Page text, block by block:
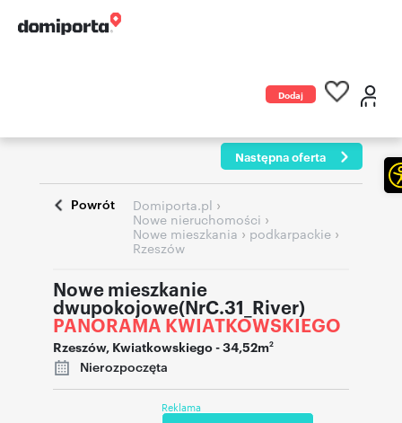
Dodaj
Następna oferta
Powrót Domiporta.pl ›
Nowe nieruchomości ›
Nowe mieszkania › podkarpackie ›
Rzeszów
Nowe mieszkanie
dwupokojowe(NrC.31_River)
PANORAMA KWIATKOWSKIEGO
Rzeszów, Kwiatkowskiego- 34,52m2
Nierozpoczęta
Reklama